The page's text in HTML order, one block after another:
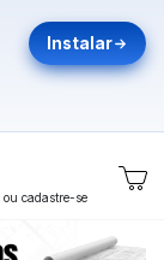
Instalar
ou cadastre-se